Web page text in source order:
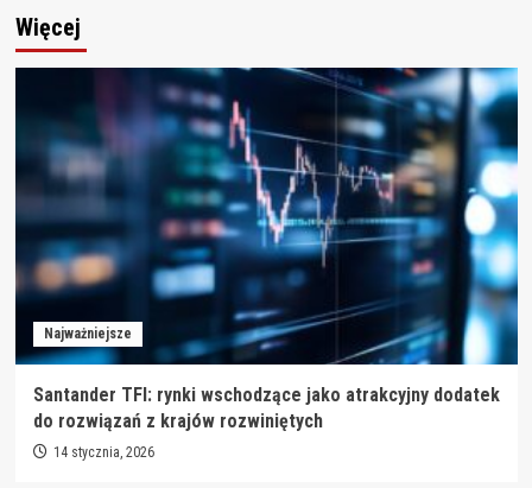
Więcej
Najważniejsze
Santander TFI: rynki wschodzące jako atrakcyjny dodatek
do rozwiązań z krajów rozwiniętych
14 stycznia, 2026